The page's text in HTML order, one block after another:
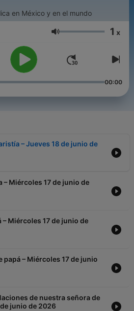
en México y en el mundo
Volumen 1 x
00:00
– Jueves 18 de junio de
– Miércoles 17 de junio de
– Miércoles 17 de junio de
papá – Miércoles 17 de junio
de nuestra señora de
junio de 2026